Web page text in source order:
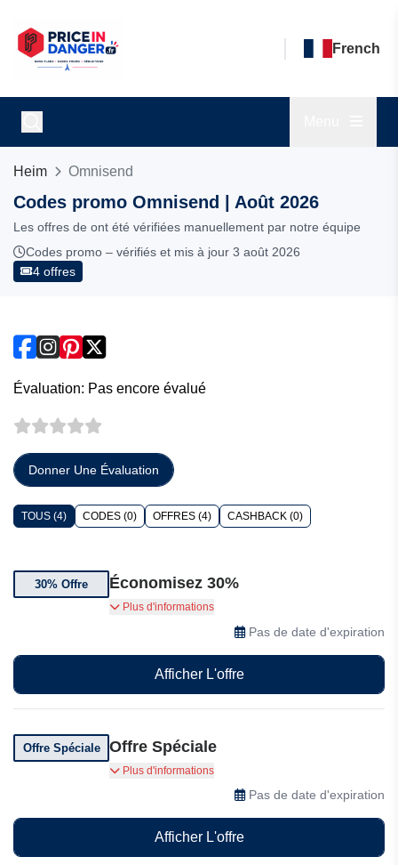
French
Heim Omnisend
Codes promo Omnisend | Août 2026
Les offres de ont été vérifiées manuellement par notre équipe
Codes promo – vérifiés et mis à jour 3 août 2026
4 offres
Évaluation: Pas encore évalué
Donner Une Évaluation
TOUS (4) CODES (0) OFFRES (4) CASHBACK (0)
30% Offre Économisez 30%
Économisez 30% sur les forfaits mensuels
Omnisend avec bonus mensuel
Plus d'informations
Pas de date d'expiration
Afficher L'offre
Offre Spéciale Offre Spéciale
MIGRATION GRATUITE Profitez d'une migration
gratuite et de l'accompagnement d'un spécialiste
dédié. Il transférera vos flux de travail, vos
segments et vos données de contact
essentielles en toute simplicité, pour une mise
en service rapide.
Plus d'informations
Pas de date d'expiration
Afficher L'offre